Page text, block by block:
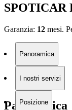
SPOTICAR
Garanzia: 12 mesi.
Panoramica
I nostri servizi
Posizione
Panoramica